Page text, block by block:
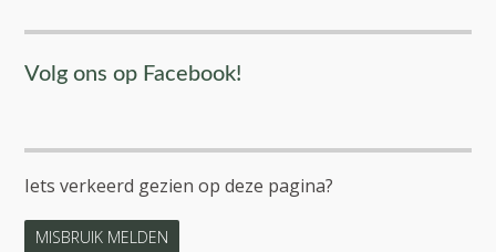
Volg ons op Facebook!
Iets verkeerd gezien op deze pagina?
MISBRUIK MELDEN